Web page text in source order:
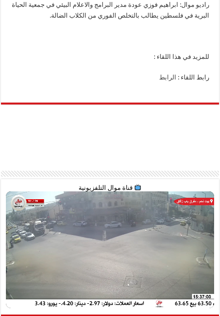
راديو موال: ابراهيم فوزي عودة مدير البرامج والاعلام البيئي في جمعية الحياة
البرية في فلسطين يطالب بالتخلص الفوري من الكلاب الضالة.
للمزيد في هذا اللقاء :
رابط اللقاء : الرابط
قناة موال التلفزيونية